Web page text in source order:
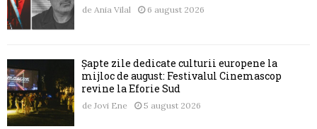
de Ania Vilal 6 august 2026
Șapte zile dedicate culturii europene la
mijloc de august: Festivalul Cinemascop
revine la Eforie Sud
de Jovi Ene 5 august 2026